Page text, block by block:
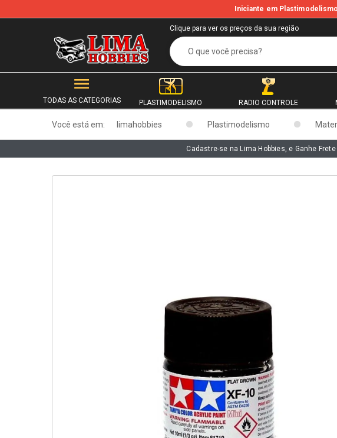
b
Iniciante em
Clique para ver os preços da sua região
TODAS AS CATEGORIAS PLASTIMODELISMO RADIO CONTROLE
Você está em: limahobbies Plastimodelismo
Cadastre-se na Lima Hobbies, e Ganhe